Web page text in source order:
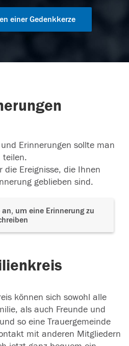
einer Gedenkkerze
Erinnerungen sollte man
teilen.
die Ereignisse, die Ihnen
geblieben sind.
um eine Erinnerung zu
können sich sowohl alle
als auch Freunde und
so eine Trauergemeinde
mit anderen Mitgliedern